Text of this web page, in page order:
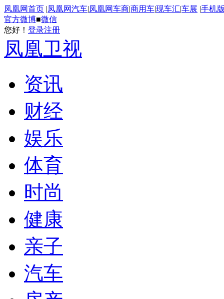
凤凰网首页 |凤凰网汽车|凤凰网车商|商用车|现车汇|车展 |手机
官方微博■微信
您好！ 登录注册
凤凰卫视
资讯
财经
娱乐
体育
时尚
健康
亲子
汽车